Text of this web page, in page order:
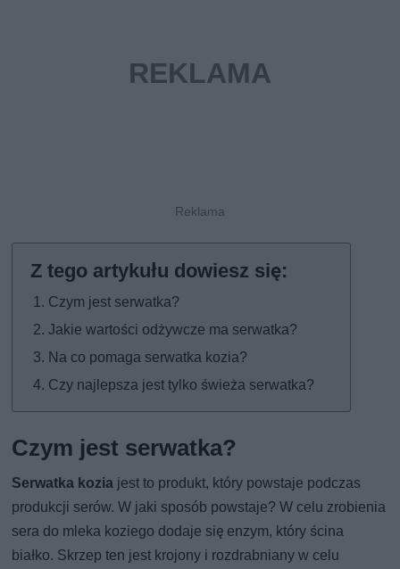
Czym jest serwatka?
Jakie wartości odżywcze ma serwatka?
Na co pomaga serwatka kozia?
Czy najlepsza jest tylko świeża serwatka?
Czym jest serwatka?
Serwatka kozia jest to produkt, który powstaje podczas
produkcji serów. W jaki sposób powstaje? W celu zrobienia
sera do mleka koziego dodaje się enzym, który ścina
białko. Skrzep ten jest krojony i rozdrabniany w celu